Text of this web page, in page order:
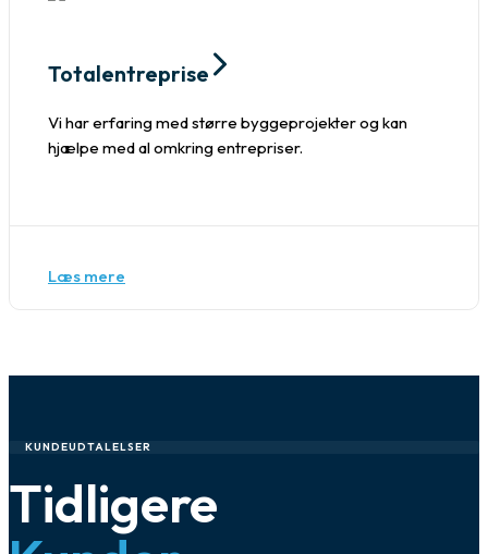
Totalentreprise
Vi har erfaring med større byggeprojekter og kan
hjælpe med al omkring entrepriser.
Læs mere
KUNDEUDTALELSER
Tidligere